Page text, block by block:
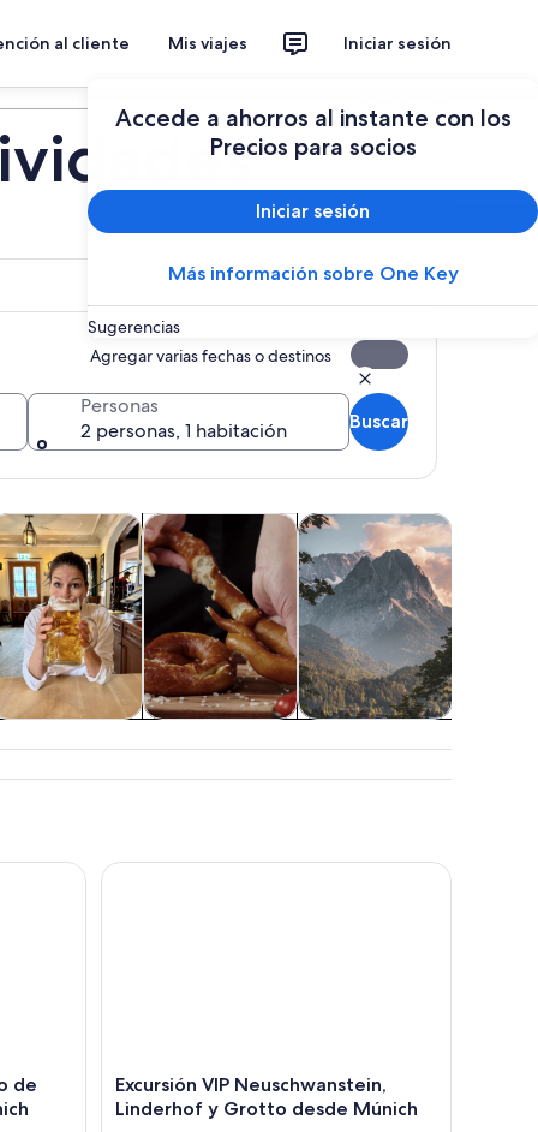
al cliente Mis viajes Iniciar sesión
Accede a ahorros al instante con los
Precios para socios
Iniciar sesión
Más información sobre One Key
Sugerencias
Agregar varias fechas o destinos
Personas
2 personas, 1 habitación
Buscar
pestaña
al aire libreSe abrirá en una nueva pestaña
bebidas y vida
nocturna
bebidas y vida nocturnaSe abrirá en una nueva
Clases y talleres Se abrirá en una nueva
miel
Bodas y luna de miel
desde Múnich
de
Neuschwanstein desde Múnich
Excursión VIP Neuschwanstein,
Linderhof y Grotto desde Múnich
Excursión VIP Neuschwanstein, Linderhof y